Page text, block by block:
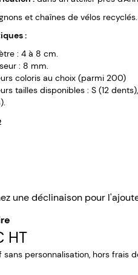
et chaînes de vélos recyclés.
:
: 4 à 8 cm.
: 8 mm.
coloris au choix (parmi 200)
tailles disponibles : S (12
une déclinaison pour
HT
sans personnalisation, hors frais